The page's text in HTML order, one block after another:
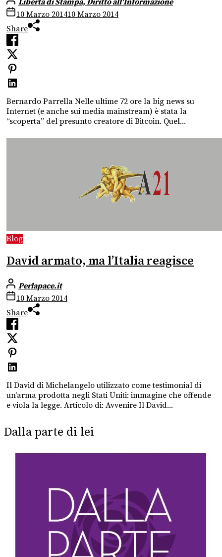
10 Marzo 201410 Marzo 2014
Share
Bernardo Parrella Nelle ultime 72 ore la big news su
Internet (e anche sui media mainstream) è stata la
“scoperta” del presunto creatore di Bitcoin. Quel...
Blog
David armato, ma l’Italia reagisce
Perlapace.it
10 Marzo 2014
Share
Il David di Michelangelo utilizzato come testimonial di
un'arma prodotta negli Stati Uniti: immagine che offende
e viola la legge. Articolo di: Avvenire Il David...
Dalla parte di lei